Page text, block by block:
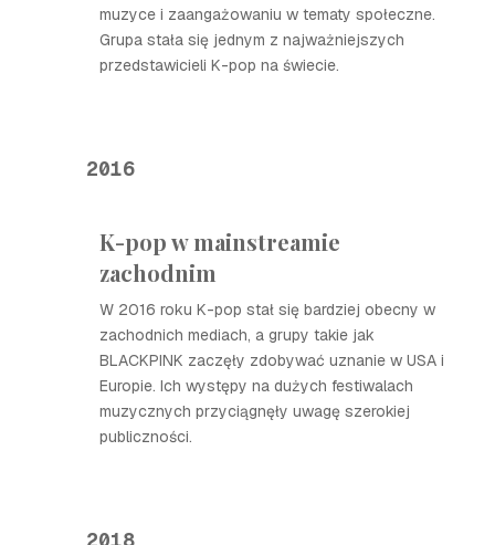
muzyce i zaangażowaniu w tematy społeczne.
Grupa stała się jednym z najważniejszych
przedstawicieli K-pop na świecie.
2016
K-pop w mainstreamie
zachodnim
W 2016 roku K-pop stał się bardziej obecny w
zachodnich mediach, a grupy takie jak
BLACKPINK zaczęły zdobywać uznanie w USA i
Europie. Ich występy na dużych festiwalach
muzycznych przyciągnęły uwagę szerokiej
publiczności.
2018